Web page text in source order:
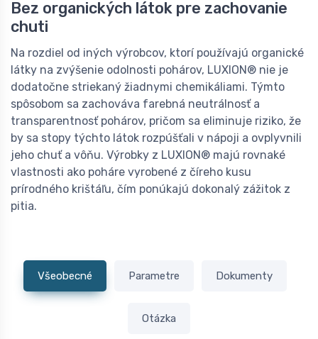
Bez organických látok pre zachovanie
chuti
Na rozdiel od iných výrobcov, ktorí používajú organické
látky na zvýšenie odolnosti pohárov, LUXION® nie je
dodatočne striekaný žiadnymi chemikáliami. Týmto
spôsobom sa zachováva farebná neutrálnosť a
transparentnosť pohárov, pričom sa eliminuje riziko, že
by sa stopy týchto látok rozpúšťali v nápoji a ovplyvnili
jeho chuť a vôňu. Výrobky z LUXION® majú rovnaké
vlastnosti ako poháre vyrobené z číreho kusu
prírodného krištáľu, čím ponúkajú dokonalý zážitok z
pitia.
Všeobecné Parametre Dokumenty
Otázka